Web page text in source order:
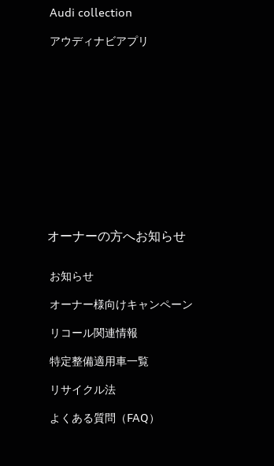
Audi collection
アウディナビアプリ
オーナーの方へお知らせ
お知らせ
オーナー様向けキャンペーン
リコール関連情報
特定整備適用車一覧
リサイクル法
よくある質問（FAQ）